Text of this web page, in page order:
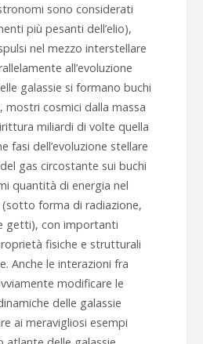
sono considerati
più pesanti dell’elio),
nel mezzo interstellare
all’evoluzione
galassie si formano buchi
mostri cosmici dalla massa
miliardi di volte quella
fasi dell’evoluzione stellare
gas circostante sui buchi
quantità di energia nel
forma di radiazione,
getti), con importanti
fisiche e strutturali
Anche le interazioni fra
modificare le
delle galassie
ai meravigliosi esempi